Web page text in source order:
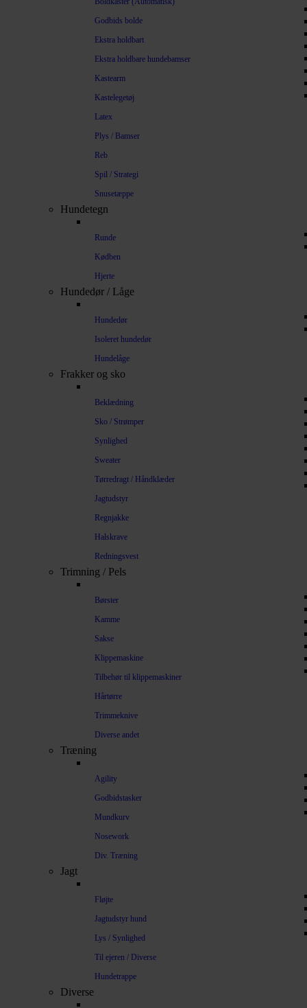
Godbids bolde
Ekstra holdbart
Ekstra holdbare hundebamser
Kastearm
Kastelegetøj
Latex
Plys / Bamser
Reb
Spil / Strategi
Snusetæppe
Hundetegn
Runde
Kødben
Hjerte
Hundedør / Låge
Hundedør
Isoleret hundedør
Hundelåge
Frakker og sko
Beklædning
Sko / Strømper
Synlighed
Sweater
Tørredragt / Håndklæder
Jagtudstyr
Regnjakke
Halskrave
Redningsvest
Trimning / Pels
Børster
Kamme
Sakse
Klippemaskine
Tilbehør til klippemaskiner
Hårtørre
Trimmeknive
Diverse andet
Træning
Agility
Godbidstasker
Mundkurv
Nosework
Div. Træning
Jagt
Fløjte
Jagtudstyr hund
Lys / Synlighed
Til ejeren / Diverse
Hundetrappe
Diverse